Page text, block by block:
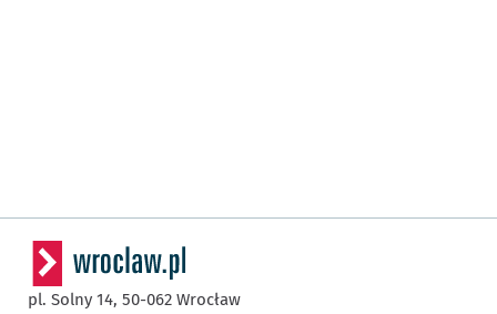
pl. Solny 14, 50-062 Wrocław